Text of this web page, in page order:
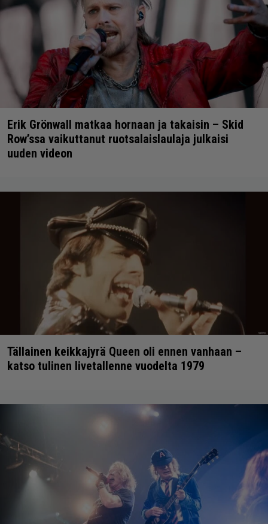
Erik Grönwall matkaa hornaan ja takaisin – Skid
Row’ssa vaikuttanut ruotsalaislaulaja julkaisi
uuden videon
Tällainen keikkajyrä Queen oli ennen vanhaan –
katso tulinen livetallenne vuodelta 1979